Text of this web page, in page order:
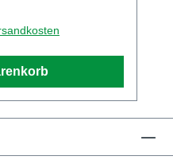
Baden Württemberg,
Telefon